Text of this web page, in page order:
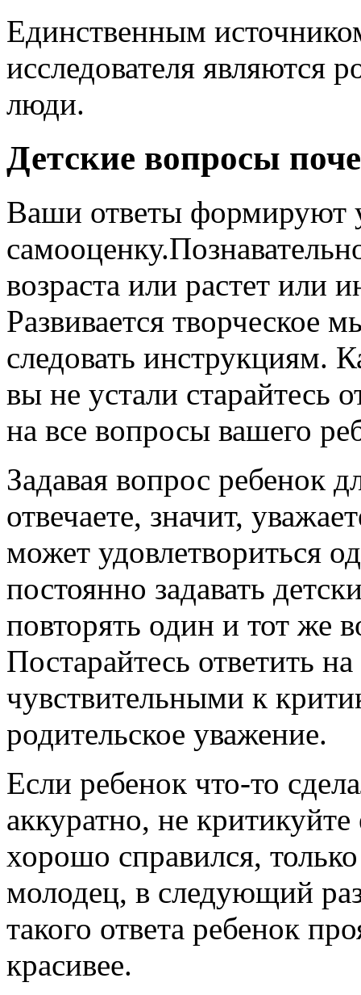
Единственным
исследователя являются
люди.
Детские вопросы
Ваши ответы формируют
возраста или растет или
Развивается творческое
следовать инструкциям.
вы не устали старайтесь
на все вопросы вашего
Задавая вопрос ребенок
отвечаете, значит,
может удовлетвориться
постоянно задавать
повторять один и тот же
Постарайтесь ответить
чувствительными к
родительское уважение.
Если ребенок что-то
аккуратно, не
хорошо справился,
молодец, в следующий
такого ответа ребенок
красивее.